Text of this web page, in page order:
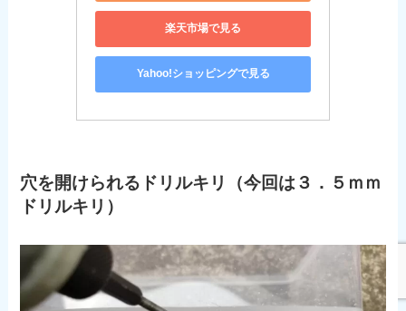
楽天市場で見る
Yahoo!ショッピングで見る
穴を開けられるドリルキリ（今回は３．５ｍｍ
ドリルキリ）